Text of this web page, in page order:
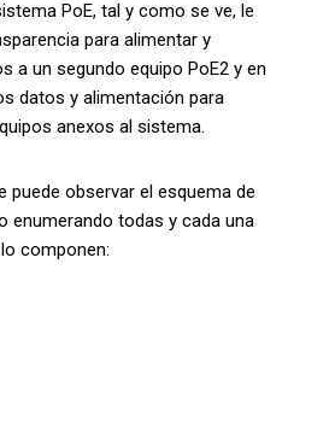
PoE, tal y como se ve, le
para alimentar y
a un segundo equipo PoE2 y en
datos y alimentación para
anexos al sistema.
puede observar el esquema de
enumerando todas y cada una
componen: